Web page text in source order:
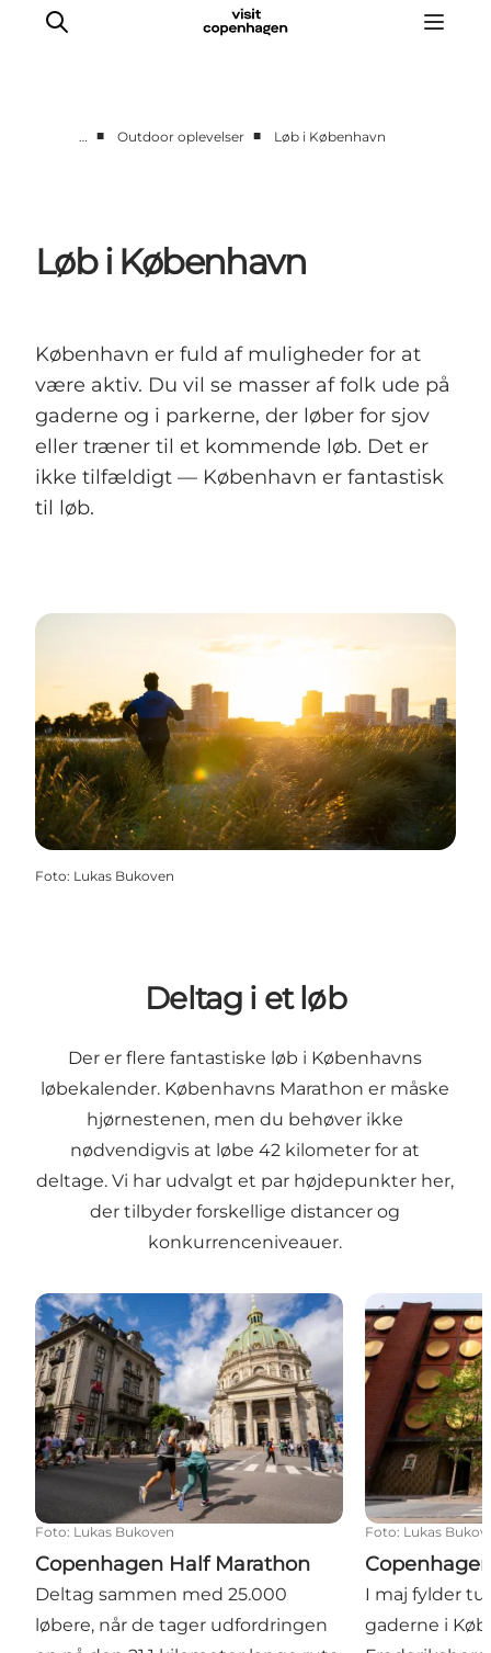
Spis & drik
Områder
CopenPay
Copenhagen Card
… ■ Outdoor oplevelser ■ Løb i København
Løb i København
København er fuld af muligheder for at
være aktiv. Du vil se masser af folk ude på
gaderne og i parkerne, der løber for sjov
eller træner til et kommende løb. Det er
ikke tilfældigt — København er fantastisk
til løb.
Foto: Lukas Bukoven
Deltag i et løb
Der er flere fantastiske løb i Københavns
løbekalender. Københavns Marathon er måske
hjørnestenen, men du behøver ikke
nødvendigvis at løbe 42 kilometer for at
deltage. Vi har udvalgt et par højdepunkter her,
der tilbyder forskellige distancer og
konkurrenceniveauer.
Copenhagen Half Marathon
Foto: Lukas Bukoven
Copenhagen Half Marathon
Deltag sammen med 25.000
løbere, når de tager udfordringen
Copenhagen
Foto: Lukas
I maj fylder
gaderne i